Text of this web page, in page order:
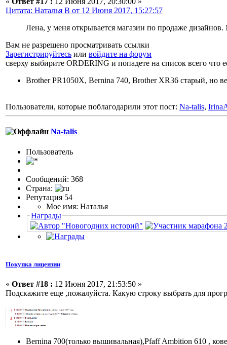
Цитата: Наталья В от 12 Июня 2017, 15:27:57
Лена, у меня открывается магазин по продаже
Вам не разрешено просматривать ссылки
Зарегистрируйтесь или войдите на форум
сверху выбирите ORDERING и попадете на список всего что
Brother PR1050X, Bernina 740, Brother XR36 старый, но
Пользователи, которые поблагодарили этот пост: Na-talis,
Na-talis
Пользовaтeль
Сообщений: 368
Страна:
Репутация 54
Мое имя: Наталья
Награды
Покупка лицензии
« Ответ #18 : 12 Июня 2017, 21:53:50 »
Подскажите еще ,пожалуйста. Какую строку выбрать для
Bernina 700(только вышивальная),Pfaff Ambition 610 ,